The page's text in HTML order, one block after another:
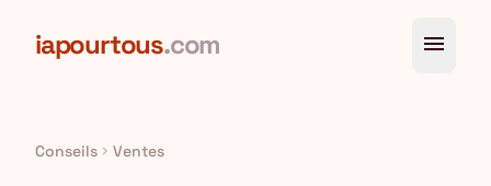
iapourtous.com menu
Conseils chevron_right Ventes